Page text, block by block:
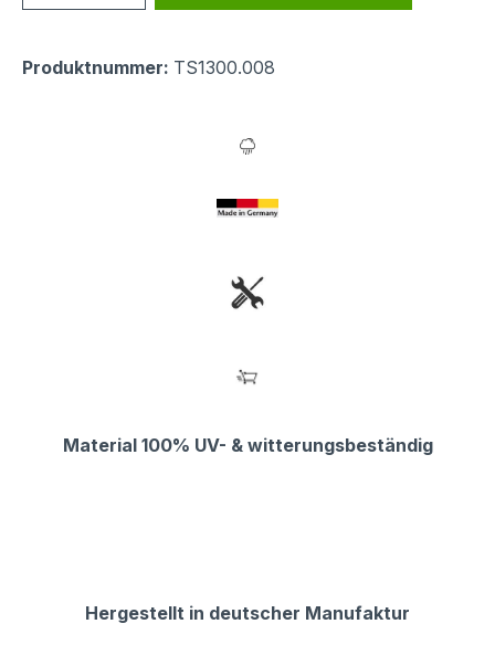
Produktnummer: TS1300.008
Material 100% UV- & witterungsbeständig
Hergestellt in deutscher Manufaktur